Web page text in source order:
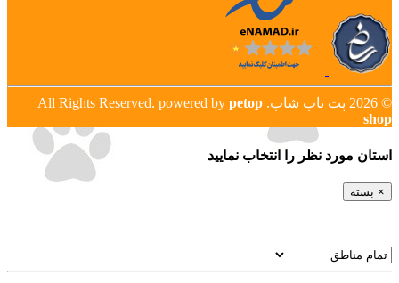
© 2026 پت تاپ شاپ. All Rights Reserved. powered by
petop
shop
استان مورد نظر را انتخاب نماييد
× بسته